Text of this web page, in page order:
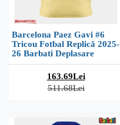
Barcelona Paez Gavi #6
Tricou Fotbal Replică 2025-
26 Barbati Deplasare
163.69Lei
511.68Lei